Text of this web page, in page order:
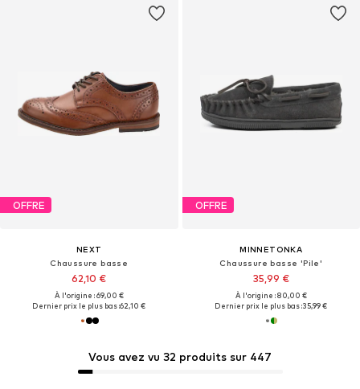
OFFRE
NEXT
Chaussure basse
62,10 €
À l'origine : 69,00 €
Dernier prix le plus bas :62,10 €
OFFRE
MINNETONKA
Chaussure basse 'Pile'
35,99 €
À l'origine : 80,00 €
Dernier prix le plus bas :35,99 €
Vous avez vu 32 produits sur 447